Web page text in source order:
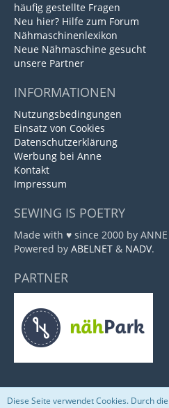
häufig gestellte Fragen
Neu hier? Hilfe zum Forum
Nähmaschinenlexikon
Neue Nähmaschine gesucht
unsere Partner
INFORMATIONEN
Nutzungsbedingungen
Einsatz von Cookies
Datenschutzerklärung
Werbung bei Anne
Kontakt
Impressum
SEWING IS POETRY
Made with ♥ since 2000 by ANNE
Powered by ABELNET & NADV.
PARTNER
Diese Seite verwendet Cookies. Durch